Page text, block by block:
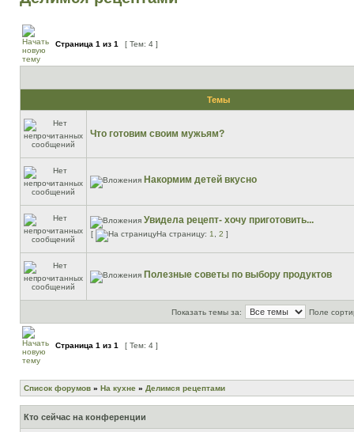
Страница 1 из 1 [ Тем: 4 ]
Темы
Что готовим своим мужьям?
Накормим детей вкусно
Увидела рецепт- хочу приготовить...
[ На страницу: 1 2 ]
Полезные советы по выбору продуктов
Показать темы за: Поле
Страница 1 из 1 [ Тем: 4 ]
Список форумов » На кухне » Делимся рецептами
Кто сейчас на конференции